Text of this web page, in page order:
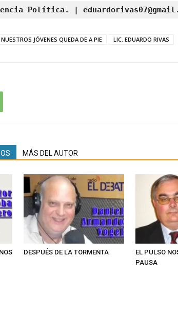
Política. |
JÓVENES QUEDA DE A PIE LIC. EDUARDO RIVAS
MÁS DEL AUTOR
DESPUÉS DE LA TORMENTA
EL PULSO
PAUSA